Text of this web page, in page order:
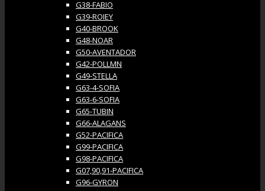
G38-FABIO
G39-ROIEY
G40-BROOK
G48-NOAR
G50-AVENTADOR
G42-POLLMN
G49-STELLA
G63-4-SOFIA
G63-6-SOFIA
G65-TUBIN
G66-ALAGANS
G52-PACIFICA
G99-PACIFICA
G98-PACIFICA
G07,90,91-PACIFICA
G96-GYRON